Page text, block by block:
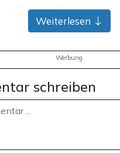
Bank-Überweisung
Weiterlesen
Werbung
schreiben